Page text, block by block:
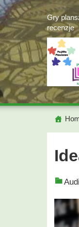
Skip
to
content
Gry
recenzje